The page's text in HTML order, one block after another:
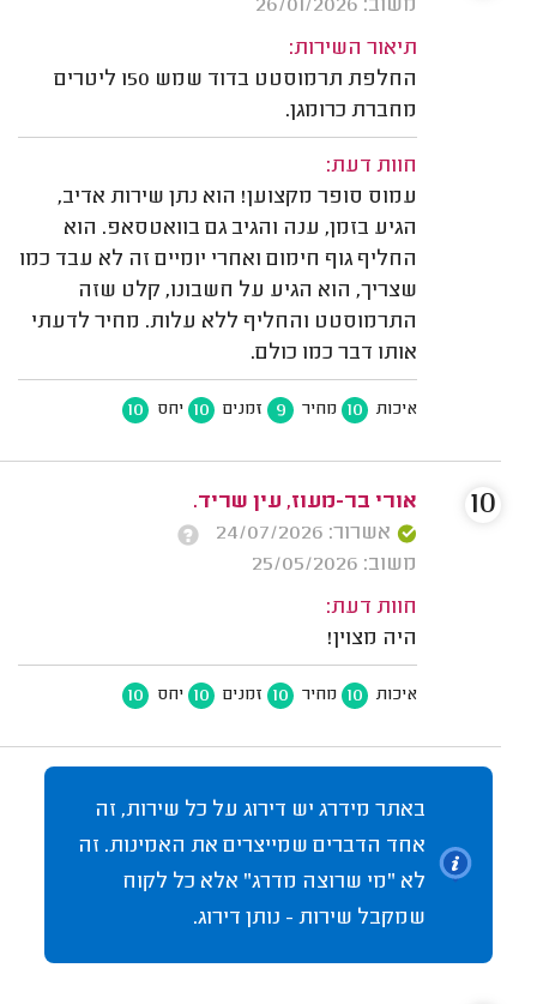
משוב: 26/01/2026
תיאור השירות:
החלפת תרמוסטט בדוד שמש 150 ליטרים
מחברת כרומגן.
חוות דעת:
עמוס סופר מקצוען! הוא נתן שירות אדיב,
הגיע בזמן, ענה והגיב גם בוואטסאפ. הוא
החליף גוף חימום ואחרי יומיים זה לא עבד כמו
שצריך, הוא הגיע על חשבונו, קלט שזה
התרמוסטט והחליף ללא עלות. מחיר לדעתי
אותו דבר כמו כולם.
איכות 10 מחיר 9 זמנים 10 יחס 10
אורי בר-מעוז, עין שריד.
אשרור: 24/07/2026
משוב: 25/05/2026
חוות דעת:
היה מצוין!
איכות 10 מחיר 10 זמנים 10 יחס 10
10
באתר מידרג יש דירוג על כל שירות, זה
אחד הדברים שמייצרים את האמינות. זה
לא "מי שרוצה מדרג" אלא כל לקוח
שמקבל שירות - נותן דירוג.